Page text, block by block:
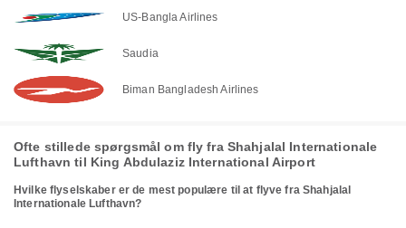
US-Bangla Airlines
Saudia
Biman Bangladesh Airlines
Ofte stillede spørgsmål om fly fra Shahjalal Internationale
Lufthavn til King Abdulaziz International Airport
Hvilke flyselskaber er de mest populære til at flyve fra Shahjalal
Internationale Lufthavn?